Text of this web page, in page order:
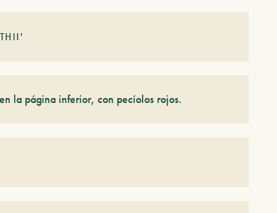
la página inferior, con pecíolos rojos.